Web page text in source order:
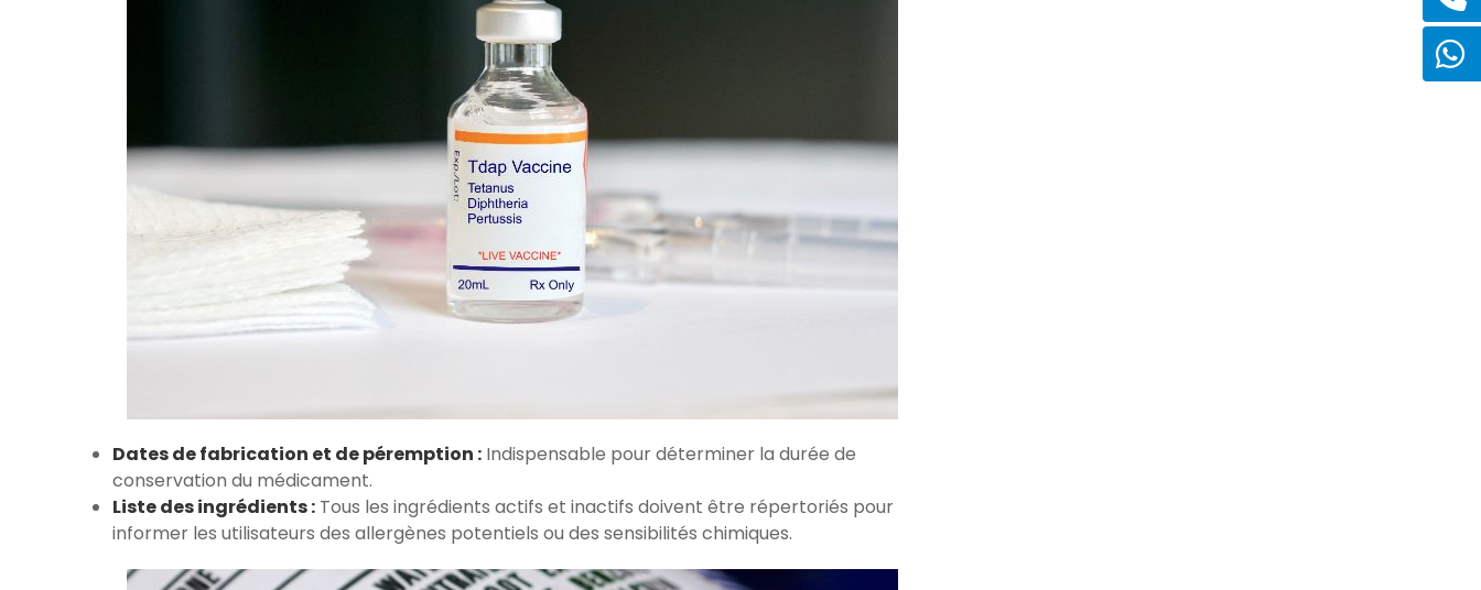
Dates de fabrication et de péremption : Indispensable pour déterminer la durée de
conservation du médicament.
Liste des ingrédients : Tous les ingrédients actifs et inactifs doivent être répertoriés pour
informer les utilisateurs des allergènes potentiels ou des sensibilités chimiques.